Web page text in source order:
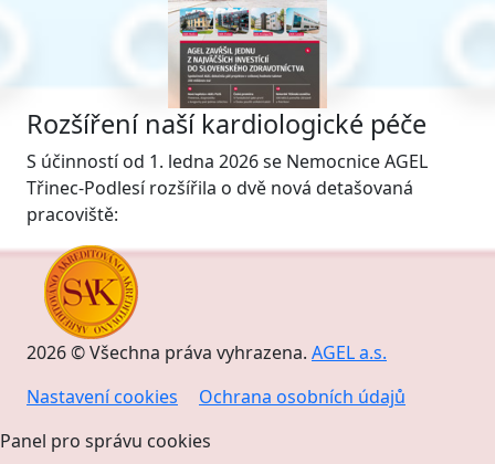
Rozšíření naší kardiologické péče
S účinností od 1. ledna 2026 se Nemocnice AGEL
Třinec-Podlesí rozšířila o dvě nová detašovaná
pracoviště:
2026 © Všechna práva vyhrazena. AGEL a.s.
Nastavení cookies
Ochrana osobních údajů
Panel pro správu cookies